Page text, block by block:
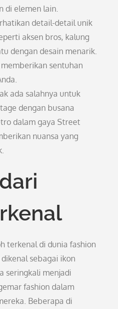
di elemen lain.
detail-detail unik
aksen bros, kalung
dengan desain menarik.
sentuhan
ada salahnya untuk
dengan busana
dalam gaya Street
nuansa yang
terkenal di dunia fashion
sebagai ikon
seringkali menjadi
fashion dalam
Beberapa di